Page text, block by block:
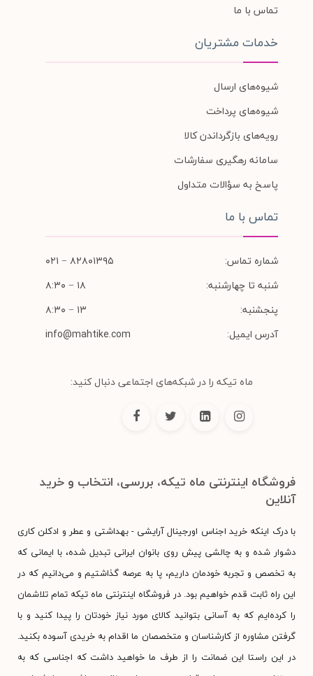
تماس با ما
خدمات مشتریان
شیوه‌های ارسال
شیوه‌های پرداخت
رویه‌های بازگرداندن کالا
سامانه رهگیری سفارشات
پاسخ به سؤالات متداول
تماس با ما
شماره تماس:
۸۲۸۰۱۳۹۵ − ۰۲۱
شنبه تا چهارشنبه:
۱۸ − ۸:۳۰
پنجشنبه:
۱۳ − ۸:۳۰
آدرس ایمیل:
info@mahtike.com
ماه تیکه را در شبکه‌های اجتماعی دنبال کنید:
فروشگاه اینترنتی ماه تیکه، بررسی، انتخاب و خرید
آنلاین
با درک اینکه خرید اجناس اورجینال آرایشی - بهداشتی و عطر و ادکلن کاری
دشوار شده و به چالشی پیش روی بانوان ایرانی تبدیل شده، با ایمانی که
به تخصص و تجربه خودمان داریم، پا به عرصه گذاشتیم و می‌دانیم که در
این راه ثابت قدم خواهیم بود. در فروشگاه اینترنتی ماه تیکه تمام تلاشمان
را کرده‌ایم که به آسانی بتوانید کالای مورد نیاز خودتان را پیدا کنید و با
گرفتن مشاوره از کارشناسان و متخصصان ما اقدام به خریدی آسوده بکنید.
در این راستا این ضمانت را از طرف ما خواهید داشت که اجناسی که به